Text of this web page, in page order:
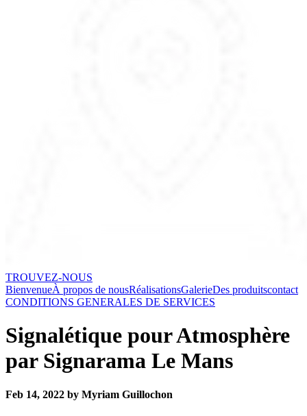
TROUVEZ-NOUS
BienvenueÀ propos de nousRéalisationsGalerieDes produitscontact
CONDITIONS GENERALES DE SERVICES
Signalétique pour Atmosphère
par Signarama Le Mans
Feb 14, 2022 by Myriam Guillochon